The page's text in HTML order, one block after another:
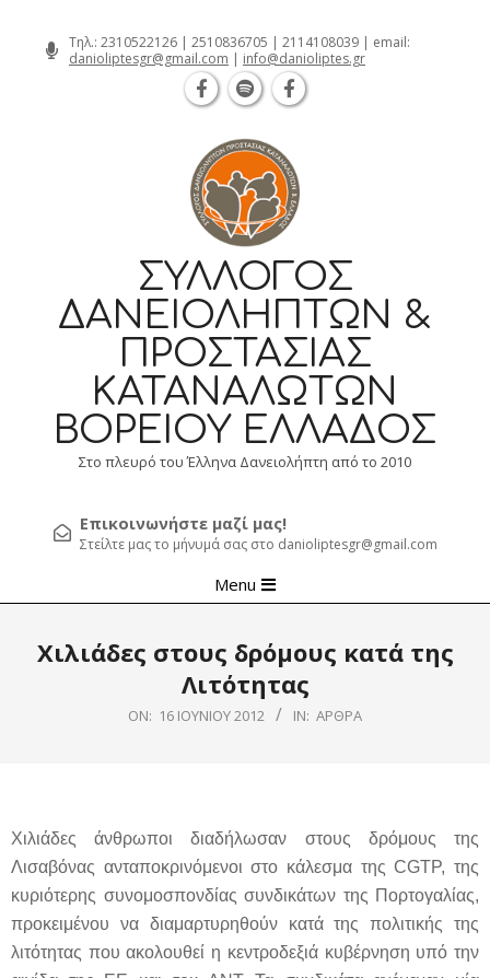
Τηλ.: 2310522126 | 2510836705 | 2114108039 | email:
danioliptesgr@gmail.com | info@danioliptes.gr
ΣΎΛΛΟΓΟΣ
ΔΑΝΕΙΟΛΗΠΤΏΝ &
ΠΡΟΣΤΑΣΊΑΣ
ΚΑΤΑΝΑΛΩΤΏΝ
ΒΟΡΕΊΟΥ ΕΛΛΆΔΟΣ
Στο πλευρό του Έλληνα Δανειολήπτη από το 2010
Επικοινωνήστε μαζί μας!
Στείλτε μας το μήνυμά σας στο danioliptesgr@gmail.com
Navigation
Menu
Χιλιάδες στους δρόμους κατά της
Λιτότητας
ON: 16 ΙΟΥΝΊΟΥ 2012 IN: ΆΡΘΡΑ
Χιλιάδες άνθρωποι διαδήλωσαν στους δρόμους της
Λισαβόνας ανταποκρινόμενοι στο κάλεσμα της CGTP, της
κυριότερης συνομοσπονδίας συνδικάτων της Πορτογαλίας,
προκειμένου να διαμαρτυρηθούν κατά της πολιτικής της
λιτότητας που ακολουθεί η κεντροδεξιά κυβέρνηση υπό την